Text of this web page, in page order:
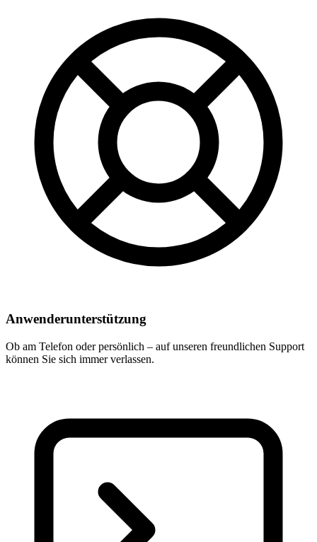
Anwenderunterstützung
Ob am Telefon oder persönlich – auf unseren freundlichen Support
können Sie sich immer verlassen.